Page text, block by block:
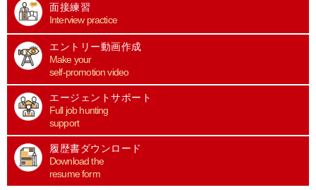
面接練習
Interview practice
エントリー動画作成
Make your
self-promotion video
エージェントサポート
Full job hunting
support
履歴書ダウンロード
Download the
resume form